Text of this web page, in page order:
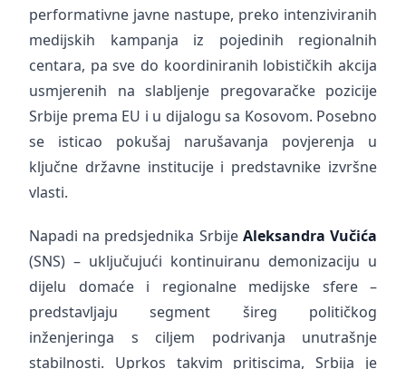
performativne javne nastupe, preko intenziviranih
medijskih kampanja iz pojedinih regionalnih
centara, pa sve do koordiniranih lobističkih akcija
usmjerenih na slabljenje pregovaračke pozicije
Srbije prema EU i u dijalogu sa Kosovom. Posebno
se isticao pokušaj narušavanja povjerenja u
ključne državne institucije i predstavnike izvršne
vlasti.
Napadi na predsjednika Srbije Aleksandra Vučića
(SNS) – uključujući kontinuiranu demonizaciju u
dijelu domaće i regionalne medijske sfere –
predstavljaju segment šireg političkog
inženjeringa s ciljem podrivanja unutrašnje
stabilnosti. Uprkos takvim pritiscima, Srbija je